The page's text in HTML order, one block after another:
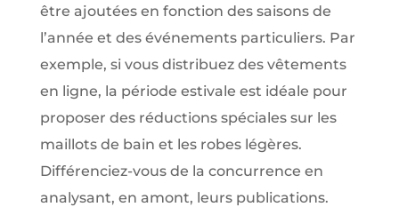
être ajoutées en fonction des saisons de
l’année et des événements particuliers. Par
exemple, si vous distribuez des vêtements
en ligne, la période estivale est idéale pour
proposer des réductions spéciales sur les
maillots de bain et les robes légères.
Différenciez-vous de la concurrence en
analysant, en amont, leurs publications.